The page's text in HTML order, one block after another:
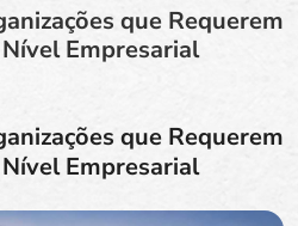
que Requerem
Empresarial
que Requerem
Empresarial